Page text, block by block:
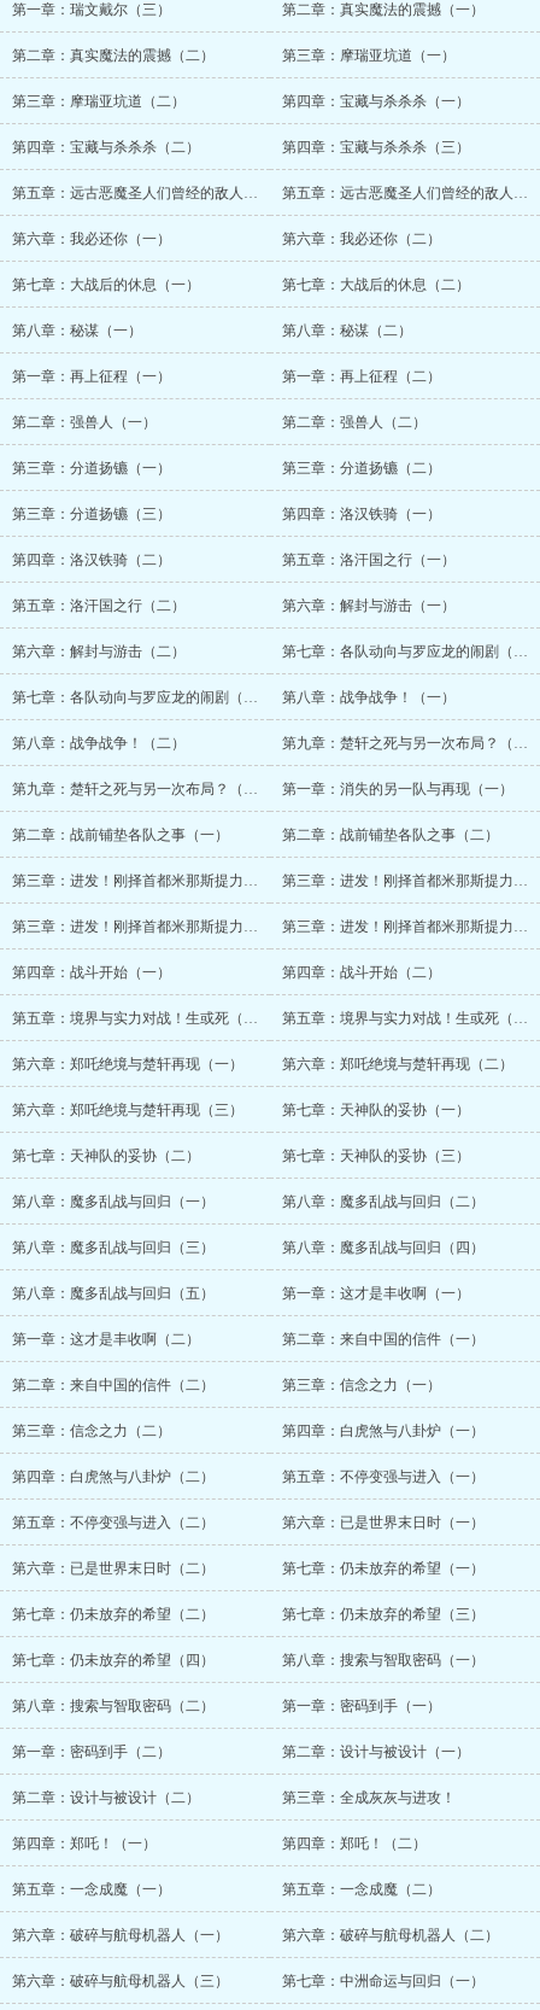
第一章：瑞文戴尔（三） 第二章：真实魔法的震撼（一）
第二章：真实魔法的震撼（二） 第三章：摩瑞亚坑道（一）
第三章：摩瑞亚坑道（二） 第四章：宝藏与杀杀杀（一）
第四章：宝藏与杀杀杀（二） 第四章：宝藏与杀杀杀（三）
第五章：远古恶魔圣人们曾经的敌人（一） 第五章：远古恶魔圣人们曾经的敌人（二）
第六章：我必还你（一） 第六章：我必还你（二）
第七章：大战后的休息（一） 第七章：大战后的休息（二）
第八章：秘谋（一） 第八章：秘谋（二）
第一章：再上征程（一） 第一章：再上征程（二）
第二章：强兽人（一） 第二章：强兽人（二）
第三章：分道扬镳（一） 第三章：分道扬镳（二）
第三章：分道扬镳（三） 第四章：洛汉铁骑（一）
第四章：洛汉铁骑（二） 第五章：洛汗国之行（一）
第五章：洛汗国之行（二） 第六章：解封与游击（一）
第六章：解封与游击（二） 第七章：各队动向与罗应龙的闹剧（一）
第七章：各队动向与罗应龙的闹剧（二） 第八章：战争战争！（一）
第八章：战争战争！（二） 第九章：楚轩之死与另一次布局？（一）
第九章：楚轩之死与另一次布局？（二） 第一章：消失的另一队与再现（一）
第二章：战前铺垫各队之事（一） 第二章：战前铺垫各队之事（二）
第三章：进发！刚择首都米那斯提力斯（一） 第三章：进发！刚择首都米那斯提力斯（二）
第三章：进发！刚择首都米那斯提力斯（三） 第三章：进发！刚择首都米那斯提力斯（四）
第四章：战斗开始（一） 第四章：战斗开始（二）
第五章：境界与实力对战！生或死（一） 第五章：境界与实力对战！生或死（二）
第六章：郑吒绝境与楚轩再现（一） 第六章：郑吒绝境与楚轩再现（二）
第六章：郑吒绝境与楚轩再现（三） 第七章：天神队的妥协（一）
第七章：天神队的妥协（二） 第七章：天神队的妥协（三）
第八章：魔多乱战与回归（一） 第八章：魔多乱战与回归（二）
第八章：魔多乱战与回归（三） 第八章：魔多乱战与回归（四）
第八章：魔多乱战与回归（五） 第一章：这才是丰收啊（一）
第一章：这才是丰收啊（二） 第二章：来自中国的信件（一）
第二章：来自中国的信件（二） 第三章：信念之力（一）
第三章：信念之力（二） 第四章：白虎煞与八卦炉（一）
第四章：白虎煞与八卦炉（二） 第五章：不停变强与进入（一）
第五章：不停变强与进入（二） 第六章：已是世界末日时（一）
第六章：已是世界末日时（二） 第七章：仍未放弃的希望（一）
第七章：仍未放弃的希望（二） 第七章：仍未放弃的希望（三）
第七章：仍未放弃的希望（四） 第八章：搜索与智取密码（一）
第八章：搜索与智取密码（二） 第一章：密码到手（一）
第一章：密码到手（二） 第二章：设计与被设计（一）
第二章：设计与被设计（二） 第三章：全成灰灰与进攻！
第四章：郑吒！（一） 第四章：郑吒！（二）
第五章：一念成魔（一） 第五章：一念成魔（二）
第六章：破碎与航母机器人（一） 第六章：破碎与航母机器人（二）
第六章：破碎与航母机器人（三） 第七章：中洲命运与回归（一）